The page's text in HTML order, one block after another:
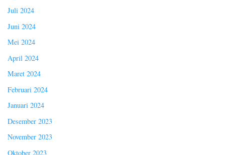
Juli 2024
Juni 2024
Mei 2024
April 2024
Maret 2024
Februari 2024
Januari 2024
Desember 2023
November 2023
Oktober 2023